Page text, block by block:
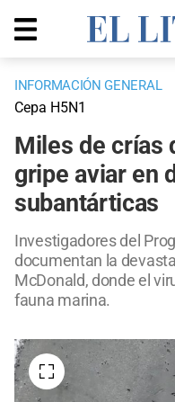
INFORMACIÓN GENERAL
Cepa H5N1
Miles de crías
gripe aviar en
subantárticas
Investigadores del
documentan la
McDonald, donde el
fauna marina.